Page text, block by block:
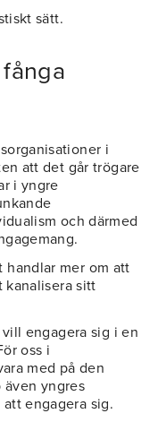
sätt.
i
att det går trögare
i yngre
och därmed
handlar mer om att
kanalisera sitt
engagera sig i en
oss i
med på den
yngres
engagera sig.